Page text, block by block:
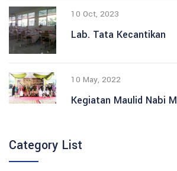
10 Oct, 2023
Lab. Tata Kecantikan
10 May, 2022
Kegiatan Maulid Nabi
Category List